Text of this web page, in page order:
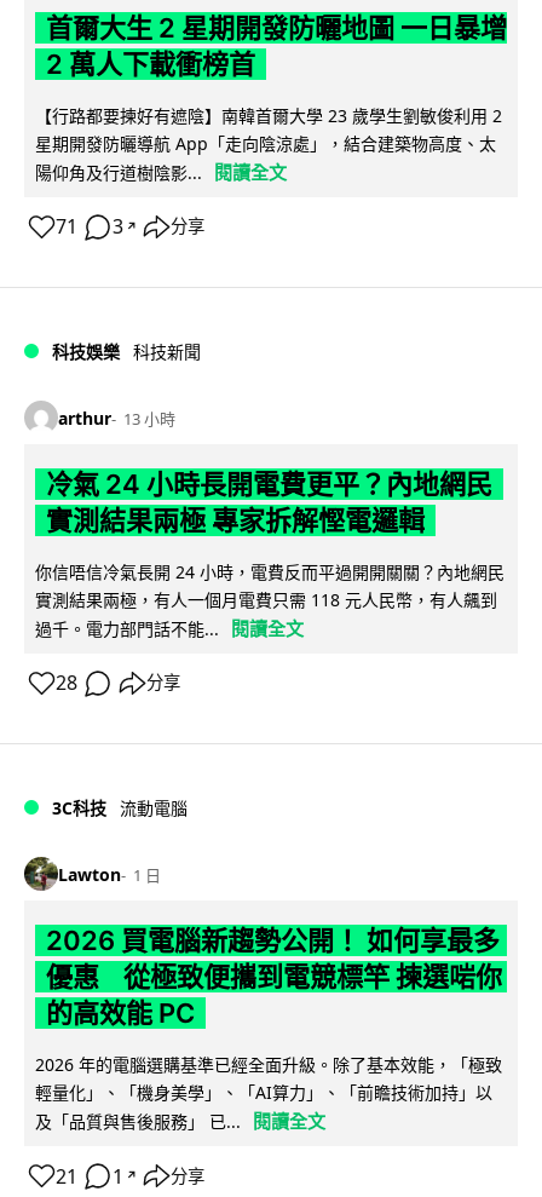
首爾大生 2 星期開發防曬地圖 一日暴增
2 萬人下載衝榜首
【行路都要揀好有遮陰】南韓首爾大學 23 歲學生劉敏俊利用 2
星期開發防曬導航 App「走向陰涼處」，結合建築物高度、太
陽仰角及行道樹陰影...
閱讀全文
71 3 ↗ 分享
科技娛樂 科技新聞
arthur 13 小時
冷氣 24 小時長開電費更平？內地網民
實測結果兩極 專家拆解慳電邏輯
你信唔信冷氣長開 24 小時，電費反而平過開開關關？內地網民
實測結果兩極，有人一個月電費只需 118 元人民幣，有人飆到
過千。電力部門話不能...
閱讀全文
28 分享
3C科技 流動電腦
Lawton 1 日
2026 買電腦新趨勢公開！ 如何享最多
優惠 從極致便攜到電競標竿 揀選啱你
的高效能 PC
2026 年的電腦選購基準已經全面升級。除了基本效能，「極致
輕量化」、「機身美學」、「AI算力」、「前瞻技術加持」以
及「品質與售後服務」 已...
閱讀全文
21 1 ↗ 分享